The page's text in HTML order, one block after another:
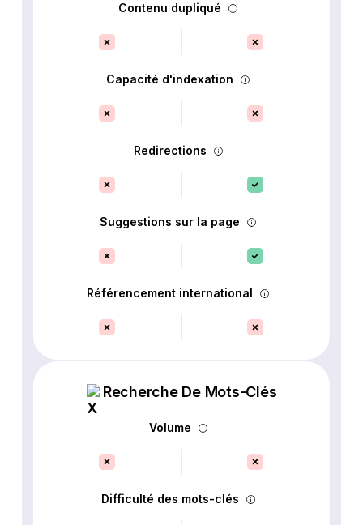
Contenu dupliqué
Capacité d'indexation
Redirections
Suggestions sur la page
Référencement international
Recherche De Mots-Clés
Volume
Difficulté des mots-clés